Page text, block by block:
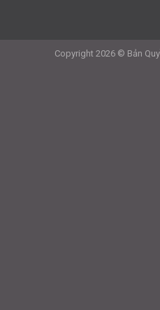
Copyright 2026 © Bản